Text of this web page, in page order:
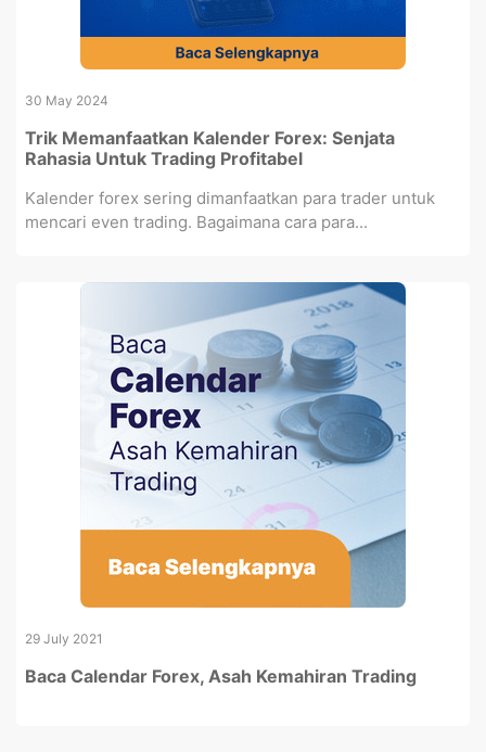
30 May 2024
Trik Memanfaatkan Kalender Forex: Senjata
Rahasia Untuk Trading Profitabel
Kalender forex sering dimanfaatkan para trader untuk
mencari even trading. Bagaimana cara para...
29 July 2021
Baca Calendar Forex, Asah Kemahiran Trading